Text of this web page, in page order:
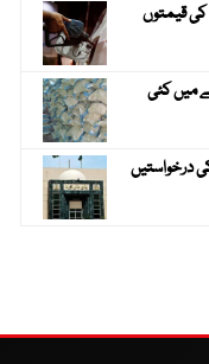
کی قیمتوں
میں کئی
درخواستیں